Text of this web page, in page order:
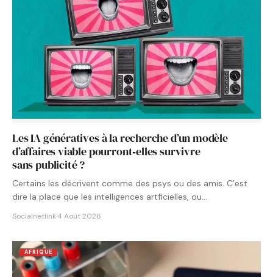
Les IA génératives à la recherche d’un modèle
d’affaires viable pourront‑elles survivre
sans publicité ?
Certains les décrivent comme des psys ou des amis. C’est
dire la place que les intelligences artficielles, ou…
Socialnetlink·4 Août 2026
AFRIQUE